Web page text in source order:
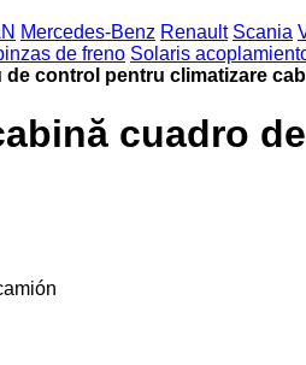
Mercedes-Benz Renault Scania
de freno Solaris
de control pentru climatizare
cuadro